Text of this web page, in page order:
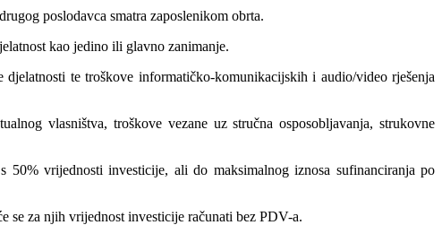
poslodavca smatra zaposlenikom obrta.
kao jedino ili glavno zanimanje.
te troškove informatičko-komunikacijskih i audio/video rješenja
vlasništva, troškove vezane uz stručna osposobljavanja, strukovne
vrijednosti investicije, ali do maksimalnog iznosa sufinanciranja po
se za njih vrijednost investicije računati bez PDV-a.